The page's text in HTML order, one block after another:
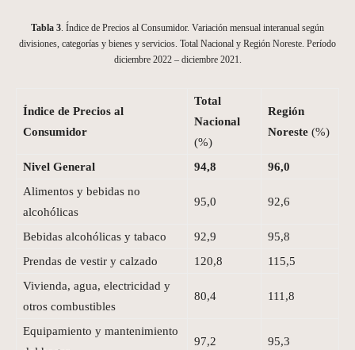
Tabla 3. Índice de Precios al Consumidor. Variación mensual interanual según
divisiones, categorías y bienes y servicios. Total Nacional y Región Noreste. Período
diciembre 2022 – diciembre 2021.
Índice de Precios al
Consumidor
Total
Nacional
(%)
Región
Noreste (%)
Nivel General 94,8
96,0
Alimentos y bebidas no
alcohólicas
95,0 92,6
Bebidas alcohólicas y tabaco 92,9
95,8
Prendas de vestir y calzado
120,8
115,5
Vivienda, agua, electricidad y
otros combustibles
80,4 111,8
Equipamiento y mantenimiento
97,2 95,3